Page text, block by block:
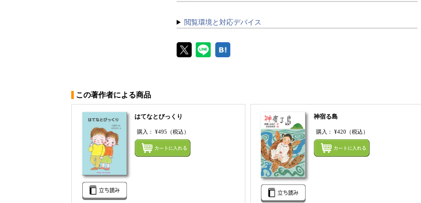
閲覧環境と対応デバイス
この著作者による商品
はてなとびっくり
購入： ¥495 （税込）
まとめてカートにいれる
神宿る島
購入： ¥420 （税込）